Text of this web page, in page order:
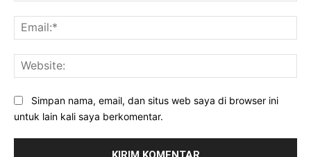
Simpan nama, email, dan situs web saya di browser ini
untuk lain kali saya berkomentar.